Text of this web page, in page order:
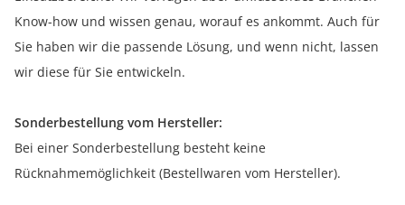
Know-how und wissen genau, worauf es ankommt. Auch für
Sie haben wir die passende Lösung, und wenn nicht, lassen
wir diese für Sie entwickeln.
Sonderbestellung vom Hersteller:
Bei einer Sonderbestellung besteht keine
Rücknahmemöglichkeit (Bestellwaren vom Hersteller).